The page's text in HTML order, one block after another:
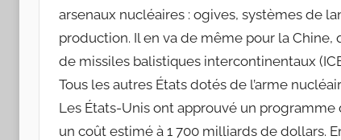
arsenaux nucléaires : ogives, systèmes de
production. Il en va de même pour la
de missiles balistiques intercontinentaux
Tous les autres États dotés de l’arme
Les États-Unis ont approuvé un
un coût estimé à 1 700 milliards de dollars.